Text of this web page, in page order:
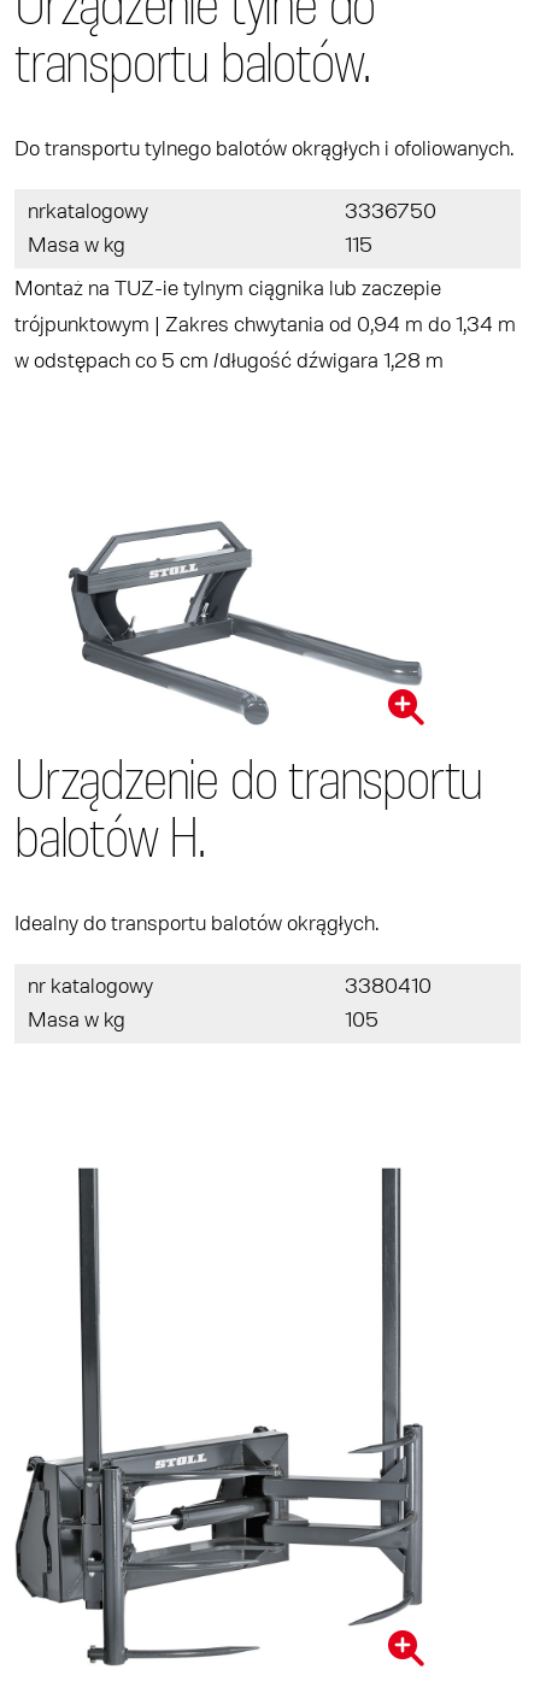
transportu balotów.
Do transportu tylnego balotów okrągłych i ofoliowanych.
nrkatalogowy
3336750
Masa w kg
115
Montaż na TUZ-ie tylnym ciągnika lub zaczepie
trójpunktowym | Zakres chwytania od 0,94 m do 1,34 m
w odstępach co 5 cm /długość dźwigara 1,28 m
Urządzenie do transportu
balotów H.
Idealny do transportu balotów okrągłych.
nr katalogowy
3380410
Masa w kg
105